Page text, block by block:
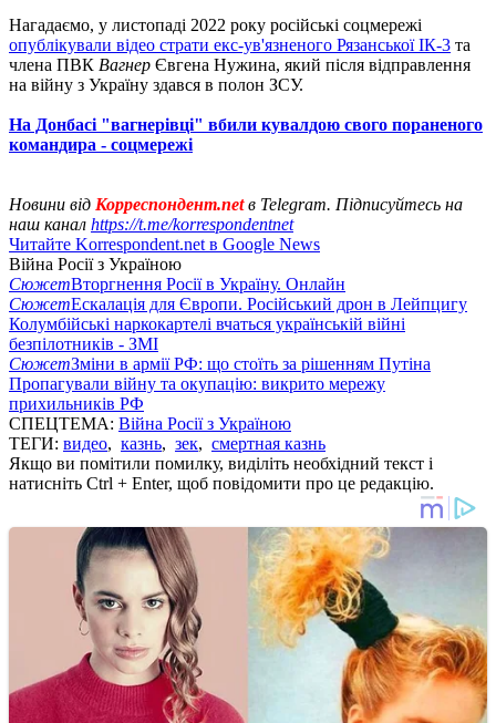
Нагадаємо, у листопаді 2022 року російські соцмережі
опублікували відео страти екс-ув'язненого Рязанської ІК-3 та
члена ПВК Вагнер Євгена Нужина, який після відправлення
на війну з Україну здався в полон ЗСУ.
На Донбасі "вагнерівці" вбили кувалдою свого пораненого
командира - соцмережі
Новини від Корреспондент.netв Telegram. Підписуйтесь на
наш канал https://t.me/korrespondentnet
Читайте Korrespondent.net в Google News
Війна Росії з Україною
СюжетВторгнення Росії в Україну. Онлайн
СюжетЕскалація для Європи. Російський дрон в Лейпцигу
Колумбійські наркокартелі вчаться українській війні
безпілотників - ЗМІ
СюжетЗміни в армії РФ: що стоїть за рішенням Путіна
Пропагували війну та окупацію: викрито мережу
прихильників РФ
СПЕЦТЕМА: Війна Росії з Україною
ТЕГИ: видео, казнь, зек, смертная казнь
Якщо ви помітили помилку, виділіть необхідний текст і
натисніть Ctrl + Enter, щоб повідомити про це редакцію.